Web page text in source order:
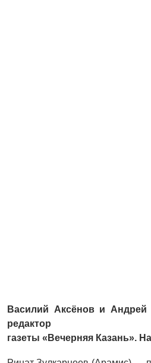
Василий Аксёнов и
редактор
газеты «Вечерняя Казань».